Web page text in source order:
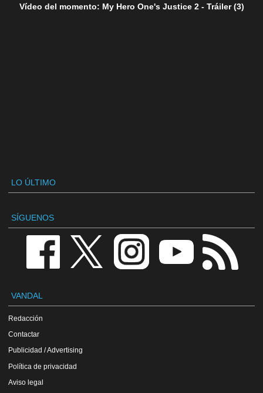
Vídeo del momento: My Hero One's Justice 2 - Tráiler (3)
LO ÚLTIMO
SÍGUENOS
VANDAL
Redacción
Contactar
Publicidad / Advertising
Política de privacidad
Aviso legal